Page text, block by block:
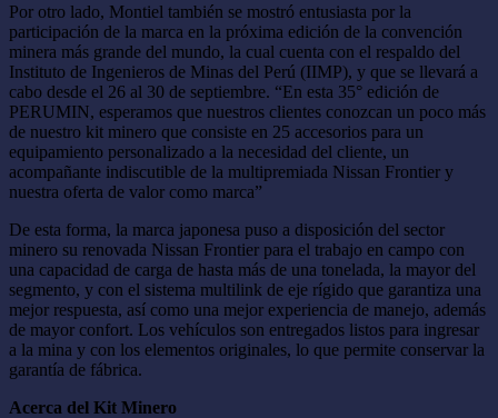
Por otro lado, Montiel también se mostró entusiasta por la
participación de la marca en la próxima edición de la convención
minera más grande del mundo, la cual cuenta con el respaldo del
Instituto de Ingenieros de Minas del Perú (IIMP), y que se llevará a
cabo desde el 26 al 30 de septiembre. “En esta 35° edición de
PERUMIN, esperamos que nuestros clientes conozcan un poco más
de nuestro kit minero que consiste en 25 accesorios para un
equipamiento personalizado a la necesidad del cliente, un
acompañante indiscutible de la multipremiada Nissan Frontier y
nuestra oferta de valor como marca”
De esta forma, la marca japonesa puso a disposición del sector
minero su renovada Nissan Frontier para el trabajo en campo con
una capacidad de carga de hasta más de una tonelada, la mayor del
segmento, y con el sistema multilink de eje rígido que garantiza una
mejor respuesta, así como una mejor experiencia de manejo, además
de mayor confort. Los vehículos son entregados listos para ingresar
a la mina y con los elementos originales, lo que permite conservar la
garantía de fábrica.
Acerca del Kit Minero